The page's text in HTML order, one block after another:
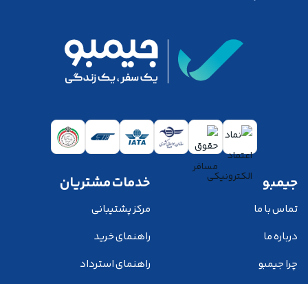
جیمبو
تماس با ما
درباره ما
چرا جیمبو
خدمات مشتریان
مرکز پشتیبانی
راهنمای خرید
راهنمای استرداد